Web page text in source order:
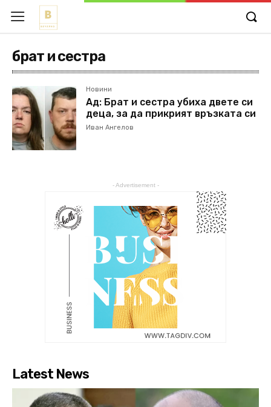
брат и сестра
Новини
Ад: Брат и сестра убиха двете си
деца, за да прикрият връзката си
Иван Ангелов
- Advertisement -
Latest News